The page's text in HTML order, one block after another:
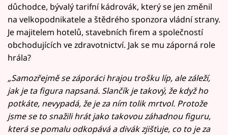
důchodce, bývalý tarifní kádrovák, který se jen změnil
na velkopodnikatele a štědrého sponzora vládní strany.
Je majitelem hotelů, stavebních firem a společností
obchodujících ve zdravotnictví. Jak se mu záporná role
hrála?
„Samozřejmě se záporáci hrajou trošku líp, ale záleží,
jak je ta figura napsaná. Slančík je takový, že když ho
potkáte, nevypadá, že je za ním tolik mrtvol. Protože
jsme se to snažili hrát jako takovou záhadnou figuru,
která se pomalu odkopává a divák zjišťuje, co to je za